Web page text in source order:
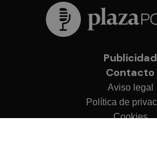
Publicidad
Contacto
Aviso legal
Política de
Cookies